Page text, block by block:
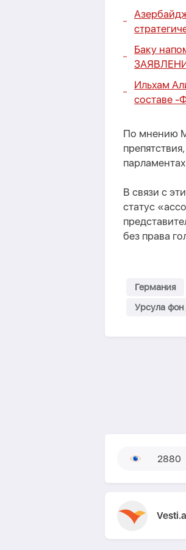
Баку
Ильхам
составе -
По мнению
В связи с
статус
без права
Германия
Урсула
2880